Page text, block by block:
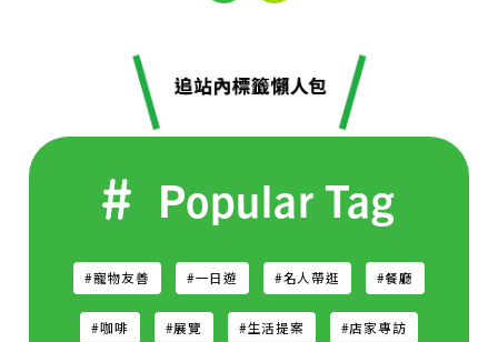
Popular Tag
#寵物友善 #一日遊 #名人帶逛 #餐廳
#咖啡 #展覽 #生活提案 #店家專訪